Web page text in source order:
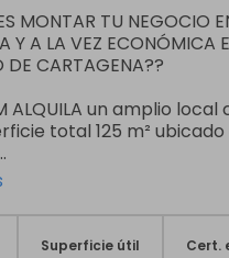
MONTAR TU NEGOCIO
Y A LA VEZ ECONÓMICA
DE CARTAGENA??
ALQUILA un amplio
total 125 m²
Superficie útil Cert.